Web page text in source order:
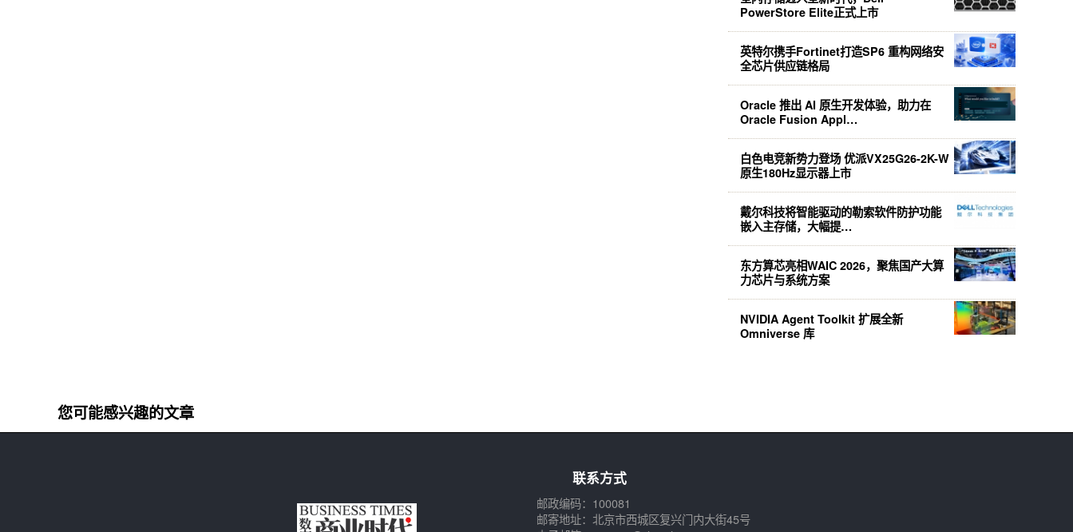
PowerStore Elite正式上市
英特尔携手Fortinet打造SP6 重构网络安
全芯片供应链格局
Oracle 推出 AI 原生开发体验，助力在
Oracle Fusion Appl…
白色电竞新势力登场 优派VX25G26-2K-W
原生180Hz显示器上市
戴尔科技将智能驱动的勒索软件防护功能
嵌入主存储，大幅提…
东方算芯亮相WAIC 2026，聚焦国产大算
力芯片与系统方案
NVIDIA Agent Toolkit 扩展全新
Omniverse 库
您可能感兴趣的文章
联系方式
邮政编码：100081
邮寄地址：北京市西城区复兴门内大街45号